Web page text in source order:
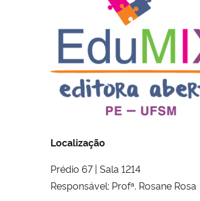
Localização
Prédio 67 | Sala 1214
Responsável: Profª. Rosane Rosa